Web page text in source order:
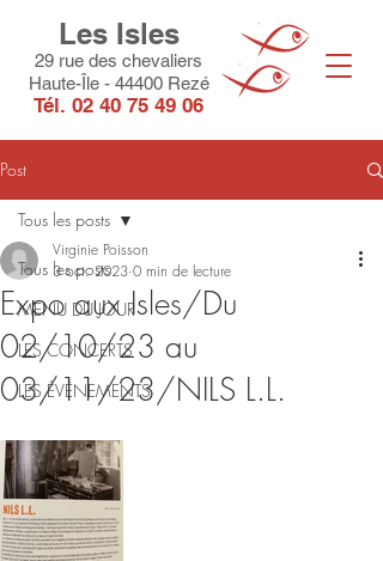
Les Isles
29 rue des chevaliers
Haute-Île - 44400 Rezé
Tél. 02 40 75 49 06
Post
Tous les posts
MENU DU JOUR
LES CONCERTS
LES ÉVÈNEMENTS
Tous les posts
Expo aux Isles/Du
02/10/23 au
03/11/23/NILS L.L.
Virginie Poisson
3 oct. 2023 0 min de lecture